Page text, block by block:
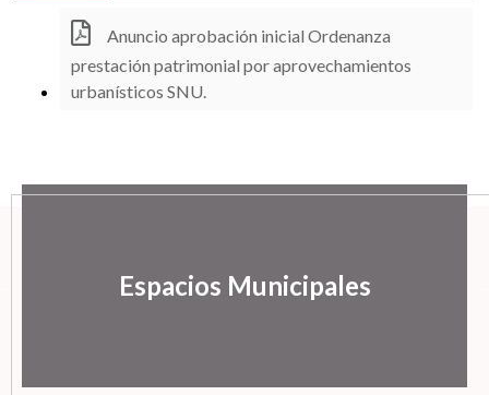
Anuncio aprobación inicial Ordenanza
prestación patrimonial por aprovechamientos
urbanísticos SNU.
Espacios Municipales